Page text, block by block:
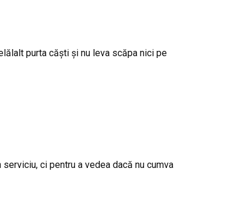
purta căști și nu leva scăpa nici pe
ci pentru a vedea dacă nu cumva